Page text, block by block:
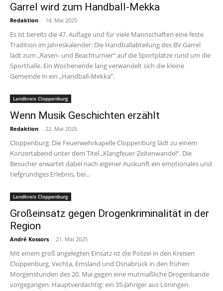
Garrel wird zum Handball-Mekka
Redaktion - 14. Mai 2025
Es ist bereits die 47. Auflage und für viele Mannschaften eine feste
Tradition im Jahreskalender: Die Handballabteilung des BV Garrel
lädt zum „Rasen- und Beachturnier“ auf die Sportplätze rund um die
Sporthalle. Ein Wochenende lang verwandelt sich die kleine
Gemeinde in ein „Handball-Mekka“.
Landkreis Cloppenburg
Wenn Musik Geschichten erzählt
Redaktion - 22. Mai 2025
Cloppenburg. Die Feuerwehrkapelle Cloppenburg lädt zu einem
Konzertabend unter dem Titel „Klangfeuer-Zeitenwandel“. Die
Besucher erwartet dabei nach eigener Auskunft ein emotionales und
tiefgründiges Erlebnis, bei...
Landkreis Cloppenburg
Großeinsatz gegen Drogenkriminalität in der
Region
André Kossors - 21. Mai 2025
Mit einem groß angelegten Einsatz ist die Polizei in den Kreisen
Cloppenburg, Vechta, Emsland und Osnabrück in den frühen
Morgenstunden des 20. Mai gegen eine mutmaßliche Drogenbande
vorgegangen. Hauptverdächtig: ein 35-Jähriger aus Löningen.